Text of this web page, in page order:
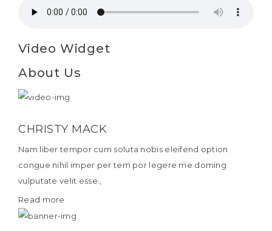
Video Widget
About Us
CHRISTY MACK
Nam liber tempor cum soluta nobis eleifend option
congue nihil imper per tem por legere me doming
vulputate velit esse.,
Read more